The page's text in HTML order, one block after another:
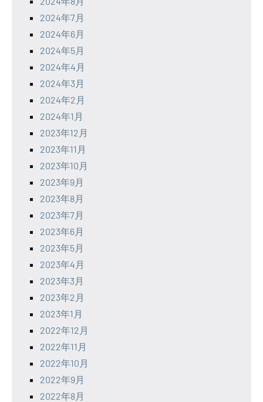
2024年7月
2024年6月
2024年5月
2024年4月
2024年3月
2024年2月
2024年1月
2023年12月
2023年11月
2023年10月
2023年9月
2023年8月
2023年7月
2023年6月
2023年5月
2023年4月
2023年3月
2023年2月
2023年1月
2022年12月
2022年11月
2022年10月
2022年9月
2022年8月